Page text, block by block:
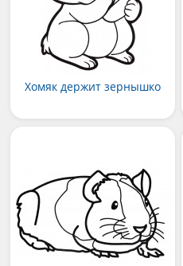
Хомяк держит зернышко